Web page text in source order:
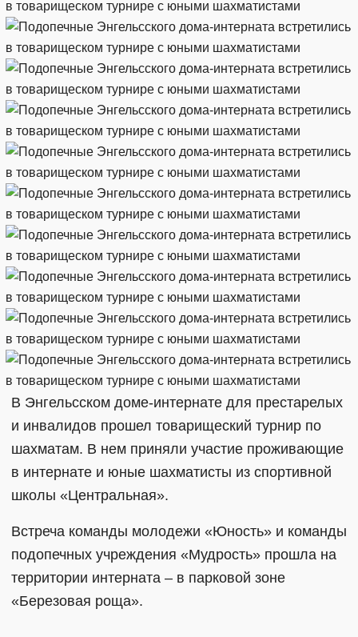
В Энгельсском доме-интернате для престарелых
и инвалидов прошел товарищеский турнир по
шахматам. В нем приняли участие проживающие
в интернате и юные шахматисты из спортивной
школы «Центральная».
Встреча команды молодежи «Юность» и команды
подопечных учреждения «Мудрость» прошла на
территории интерната – в парковой зоне
«Березовая роща».